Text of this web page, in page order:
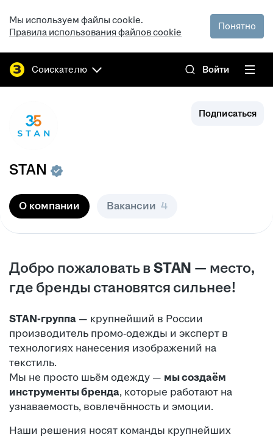
Мы используем файлы cookie.
Правила использования файлов cookie
Понятно
Соискателю Войти
Подписаться
STAN
О компании Вакансии 4
Добро пожаловать вSTAN — место,
где бренды становятся сильнее!
STAN-группа — крупнейший в России
производитель промо-одежды и эксперт в
технологиях нанесения изображений на
текстиль.
Мы не просто шьём одежду — мы создаём
инструменты бренда, которые работают на
узнаваемость, вовлечённость и эмоции.
Наши решения носят команды крупнейших